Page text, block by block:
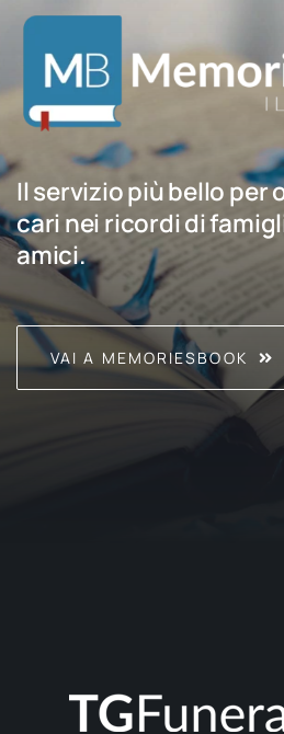
Il servizio più bello per
cari nei ricordi di
amici.
VAI A MEMORIESBOOK